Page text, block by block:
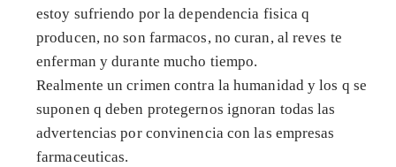
estoy sufriendo por la dependencia fisica q
producen, no son farmacos, no curan, al reves te
enferman y durante mucho tiempo.
Realmente un crimen contra la humanidad y los q se
suponen q deben protegernos ignoran todas las
advertencias por convinencia con las empresas
farmaceuticas.